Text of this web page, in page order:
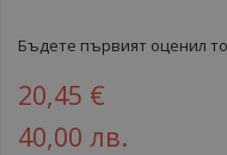
Бъдете първият оценил
20,45 €
40,00 лв.